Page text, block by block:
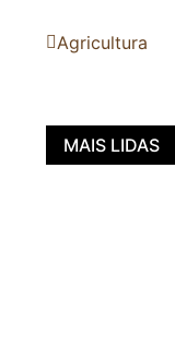
Agricultura
MAIS LIDAS